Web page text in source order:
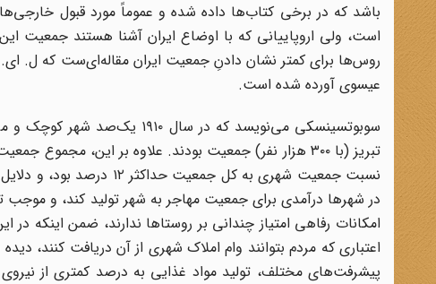
باشد که در برخی کتاب‌ها داده شده و عموماً مورد قبول
عیسوی آورده شده است.
نسبت جمعیت شهری به کل
در شهرها درآمدی برای جمعیت مهاجر به شهر تولید کند، و
امکانات رفاهی امتیاز چندانی بر روستاها ندارند، ضمن اینکه
اعتباری که مردم بتوانند وام املاک شهری از آن دریافت کنند،
پیشرفت‌های مختلف، تولید مواد غذایی به درصد کمتری از